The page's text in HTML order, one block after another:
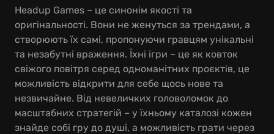
Headup Games – це синонім якості та
оригінальності. Вони не женуться за трендами, а
створюють їх самі, пропонуючи гравцям унікальні
та незабутні враження. Їхні ігри – це як ковток
свіжого повітря серед одноманітних проєктів, це
можливість відкрити для себе щось нове та
незвичайне. Від невеличких головоломок до
масштабних стратегій – у їхньому каталозі кожен
знайде собі гру до душі, а можливість грати через